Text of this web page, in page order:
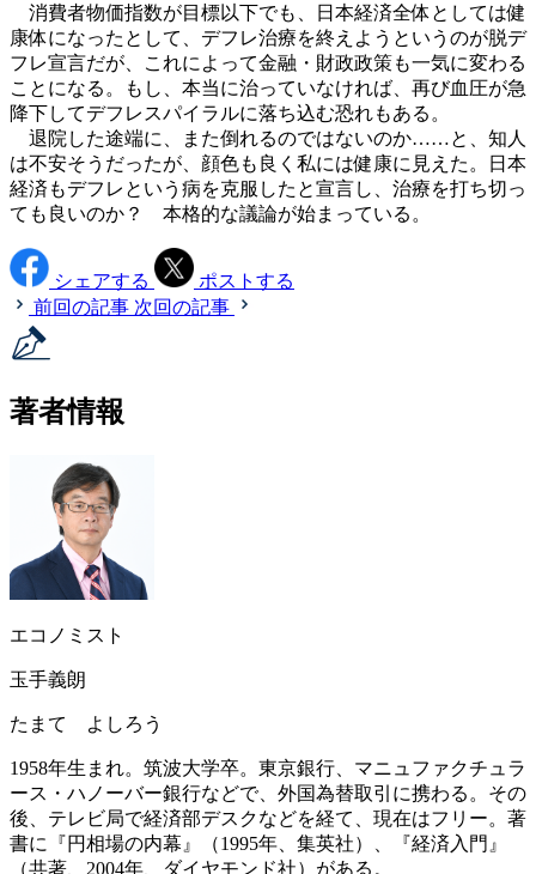
消費者物価指数が目標以下でも、日本経済全体としては健
康体になったとして、デフレ治療を終えようというのが脱デ
フレ宣言だが、これによって金融・財政政策も一気に変わる
ことになる。もし、本当に治っていなければ、再び血圧が急
降下してデフレスパイラルに落ち込む恐れもある。
退院した途端に、また倒れるのではないのか……と、知人
は不安そうだったが、顔色も良く私には健康に見えた。日本
経済もデフレという病を克服したと宣言し、治療を打ち切っ
ても良いのか？ 本格的な議論が始まっている。
シェアする
ポストする
前回の記事 次回の記事
著者情報
エコノミスト
玉手義朗
たまて よしろう
1958年生まれ。筑波大学卒。東京銀行、マニュファクチュラ
ース・ハノーバー銀行などで、外国為替取引に携わる。その
後、テレビ局で経済部デスクなどを経て、現在はフリー。著
書に『円相場の内幕』（1995年、集英社）、『経済入門』
（共著、2004年、ダイヤモンド社）がある。